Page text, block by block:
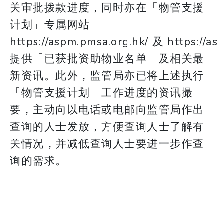
关审批拨款进度，同时亦在「物管支援
计划」专属网站
https://aspm.pmsa.org.hk/ 及 https://
提供「已获批资助物业名单」及相关最
新资讯。此外，监管局亦已将上述执行
「物管支援计划」工作进度的资讯撮
要，主动向以电话或电邮向监管局作出
查询的人士发放，方便查询人士了解有
关情况，并减低查询人士要进一步作查
询的需求。